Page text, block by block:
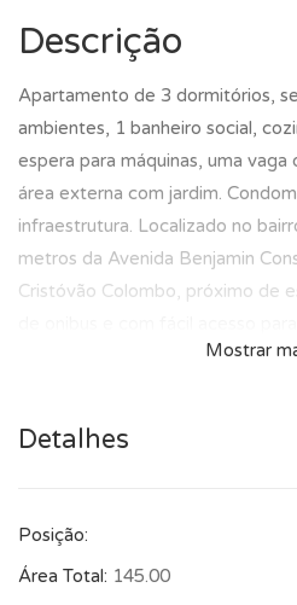
Descrição
Apartamento de 3 dormitórios,
ambientes, 1 banheiro social,
espera para máquinas, uma
área externa com jardim.
infraestrutura. Localizado no
metros da Avenida Benjamin
Cristóvão Colombo, próximo de
Mostrar
Detalhes
Posição:
Área Total: 145.00